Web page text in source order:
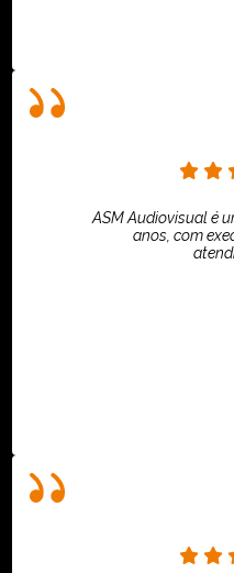
ASM Audiovisual é
anos, com